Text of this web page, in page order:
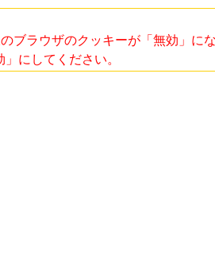
ラウザのクッキーが「無効」に
にしてください。